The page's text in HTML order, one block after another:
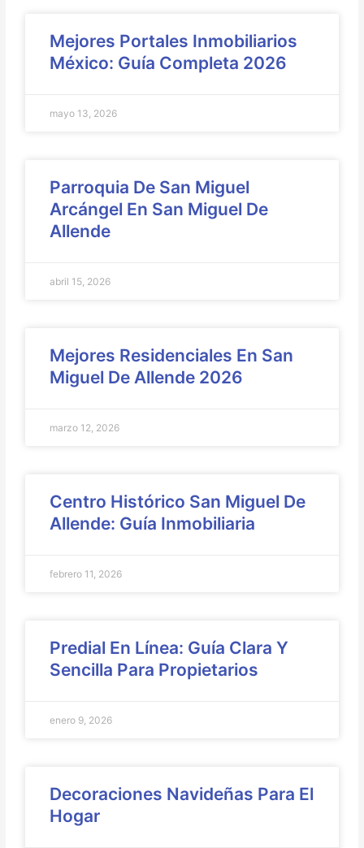
Mejores Portales Inmobiliarios
México: Guía Completa 2026
mayo 13, 2026
Parroquia De San Miguel
Arcángel En San Miguel De
Allende
abril 15, 2026
Mejores Residenciales En San
Miguel De Allende 2026
marzo 12, 2026
Centro Histórico San Miguel De
Allende: Guía Inmobiliaria
febrero 11, 2026
Predial En Línea: Guía Clara Y
Sencilla Para Propietarios
enero 9, 2026
Decoraciones Navideñas Para El
Hogar